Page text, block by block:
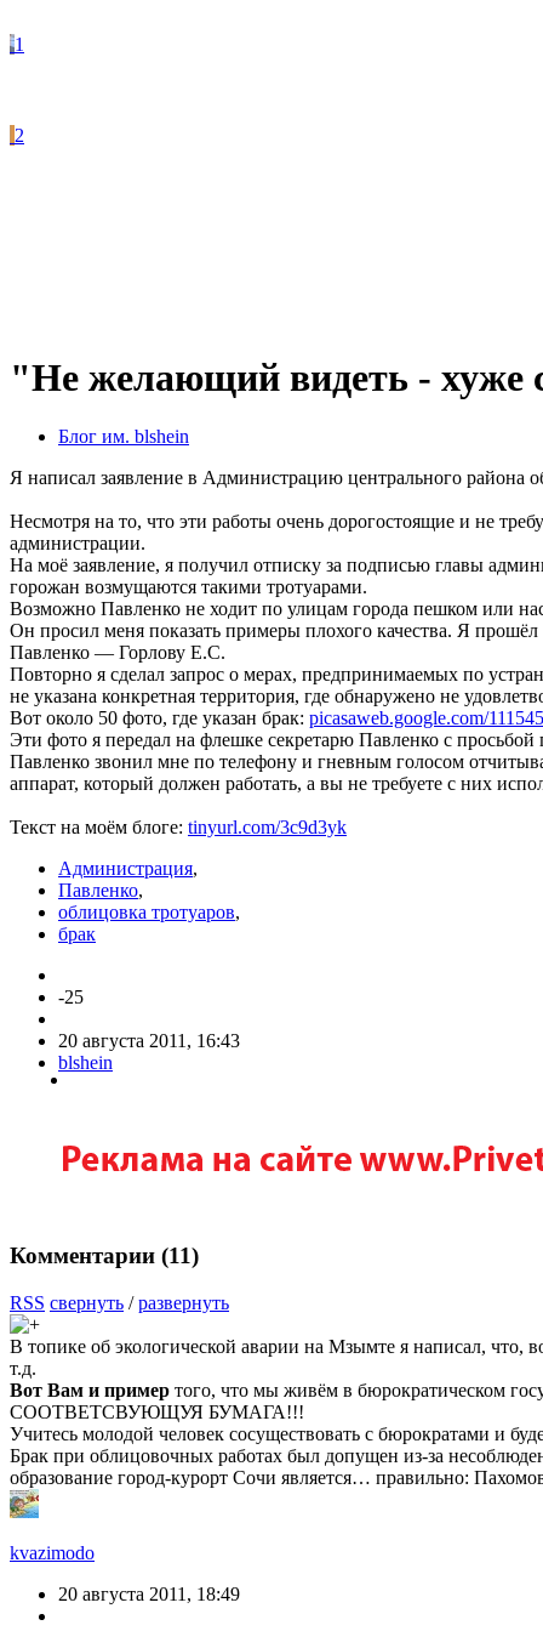
1
2
"Не желающий видеть - хуже
Блог им. blshein
Я написал заявление в Администрацию центрального района
Несмотря на то, что эти работы очень дорогостоящие и не
администрации.
На моё заявление, я получил отписку за подписью главы
горожан возмущаются такими тротуарами.
Возможно Павленко не ходит по улицам города пешком или
Он просил меня показать примеры плохого качества. Я
Павленко — Горлову Е.С.
Повторно я сделал запрос о мерах, предпринимаемых по
не указана конкретная территория, где обнаружено не
Вот около 50 фото, где указан брак: picasaweb.google.com/
Эти фото я передал на флешке секретарю Павленко с просьбой
Павленко звонил мне по телефону и гневным голосом
аппарат, который должен работать, а вы не требуете с них
Текст на моём блоге: tinyurl.com/3c9d3yk
Администрация,
Павленко,
облицовка тротуаров,
брак
-25
20 августа 2011, 16:43
blshein
Комментарии (11)
RSS свернуть /развернуть
В топике об экологической аварии на Мзымте я написал, что,
т.д.
Вот Вам и пример того, что мы живём в бюрократическом
СООТВЕТСВУЮЩУЯ БУМАГА!!!
Учитесь молодой человек сосуществовать с бюрократами и
Брак при облицовочных работах был допущен из-за
образование город-курорт Сочи является… правильно:
kvazimodo
20 августа 2011, 18:49